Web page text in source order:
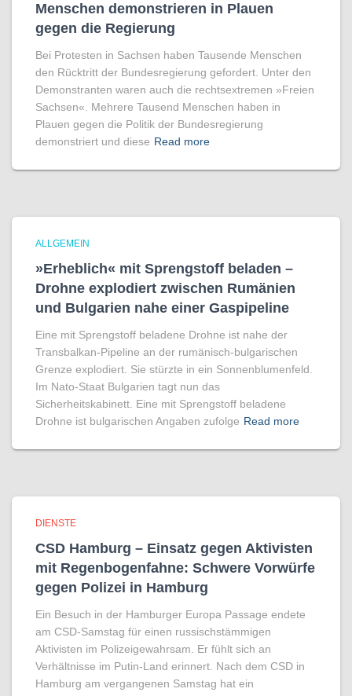
Menschen demonstrieren in Plauen
gegen die Regierung
Bei Protesten in Sachsen haben Tausende Menschen
den Rücktritt der Bundesregierung gefordert. Unter den
Demonstranten waren auch die rechtsextremen »Freien
Sachsen«. Mehrere Tausend Menschen haben in
Plauen gegen die Politik der Bundesregierung
demonstriert und diese Read more
ALLGEMEIN
»Erheblich« mit Sprengstoff beladen –
Drohne explodiert zwischen Rumänien
und Bulgarien nahe einer Gaspipeline
Eine mit Sprengstoff beladene Drohne ist nahe der
Transbalkan-Pipeline an der rumänisch-bulgarischen
Grenze explodiert. Sie stürzte in ein Sonnenblumenfeld.
Im Nato-Staat Bulgarien tagt nun das
Sicherheitskabinett. Eine mit Sprengstoff beladene
Drohne ist bulgarischen Angaben zufolge Read more
DIENSTE
CSD Hamburg – Einsatz gegen Aktivisten
mit Regenbogen­fahne: Schwere Vorwürfe
gegen Polizei in Hamburg
Ein Besuch in der Hamburger Europa Passage endete
am CSD-Samstag für einen russischstämmigen
Aktivisten im Polizeigewahrsam. Er fühlt sich an
Verhältnisse im Putin-Land erinnert. Nach dem CSD in
Hamburg am vergangenen Samstag hat ein